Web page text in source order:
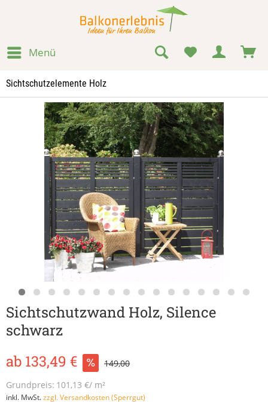
Menü
Sichtschutzelemente Holz
Sichtschutzwand Holz, Silence
schwarz
ab 133,49 €
149,00
Grundpreis: 101,13 €/ m²
inkl. MwSt.zzgl. Versandkosten (Sperrgut)